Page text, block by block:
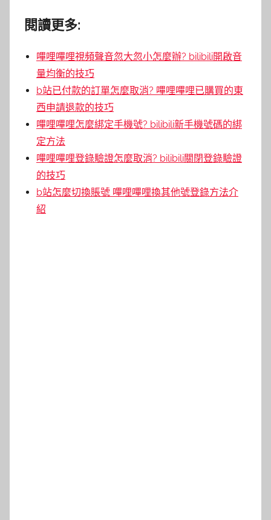
閱讀更多:
嗶哩嗶哩視頻聲音忽大忽小怎麼辦? bilibili開啟音
量均衡的技巧
b站已付款的訂單怎麼取消? 嗶哩嗶哩已購買的東
西申請退款的技巧
嗶哩嗶哩怎麼綁定手機號? bilibili新手機號碼的綁
定方法
嗶哩嗶哩登錄驗證怎麼取消? bilibili關閉登錄驗證
的技巧
b站怎麼切換賬號 嗶哩嗶哩換其他號登錄方法介
紹